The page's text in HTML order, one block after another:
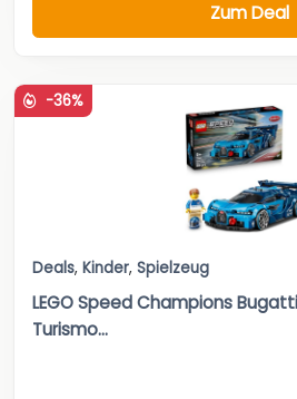
Zum Deal
-36%
Deals, Kinder, Spielzeug
LEGO Speed Champions
Turismo...